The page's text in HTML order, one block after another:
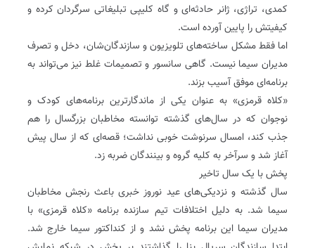
کمدی، تراژی، ژانر حادثه‌ای و گاه‌ کلیپی تبلیغاتی سرگردان کرده و
کیفیتش را پایین آورده است.
اما فقط مشکل ساخته‌های تلویزیون و سازندگان‌شان، دخل و تصرف
مدیران سیما نیست. گاهی سانسور و تصمیمات غلط نیز می‌تواند به
برنامه‌ای موفق آسیب بزند.
«کلاه قرمزی» به عنوان یکی از ماندگارترین برنامه‌های کودک و
نوجوان که در سال‌های گذشته توانسته مخاطبان بزرگسال را هم
جذب کند، امسال سرنوشت خوبی نداشت؛ قصه‌ای که از سال پیش
آغاز شد و سر‌آخر به کلیه گروه و بینندگان ضربه زد.
پخش با یک سال تاخیر
سال گذشته و نزدیکی‌های عید نوروز خبری باعث رنجش مخاطبان
سیما شد. به دلیل اختلافات تیم سازنده برنامه «کلاه قرمزی» با
مدیران سیما این برنامه پخش نشد و از کنداکتور سیما خارج شد.